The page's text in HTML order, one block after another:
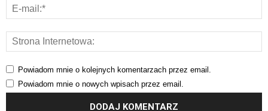
Powiadom mnie o kolejnych komentarzach przez email.
Powiadom mnie o nowych wpisach przez email.